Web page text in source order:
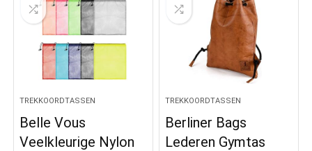
TREKKOORDTASSEN
Belle Vous
Veelkleurige Nylon
TREKKOORDTASSEN
Berliner Bags
Lederen Gymtas